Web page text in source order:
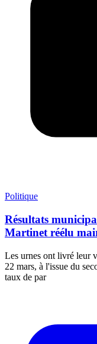
Politique
Résultats
Martinet réélu
Les urnes ont livré leur
22 mars, à l'issue du
taux de par